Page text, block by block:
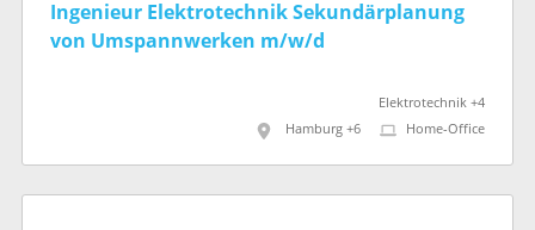
Ingenieur Elektrotechnik Sekundärplanung
von Umspannwerken m/w/d
Elektrotechnik +4
Hamburg +6
Home-Office